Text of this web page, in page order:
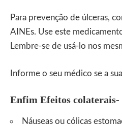
Para prevenção de úlceras,
AINEs. Use este
Lembre-se de usá-lo nos
Informe o seu médico se a
Enfim Efeitos
Náuseas ou cólicas